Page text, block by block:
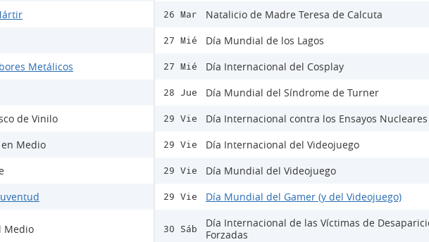
Metálicos
de Vinilo
Medio
Medio
26 Mar Natalicio de Madre Teresa de Calcuta
27 Mié Día Mundial de los Lagos
27 Mié Día Internacional del Cosplay
28 Jue Día Mundial del Síndrome de Turner
29 Vie Día Internacional contra los Ensayos Nucleares
29 Vie Día Internacional del Videojuego
29 Vie Día Mundial del Videojuego
29 Vie Día Mundial del Gamer (y del Videojuego)
30 Sáb
Día Internacional de las Víctimas de
Forzadas